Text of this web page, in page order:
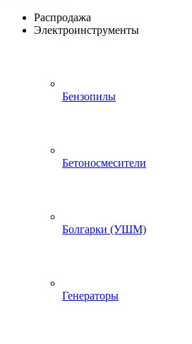
Распродажа
Электроинструменты
Бензопилы
Бетоносмесители
Болгарки (УШМ)
Генераторы